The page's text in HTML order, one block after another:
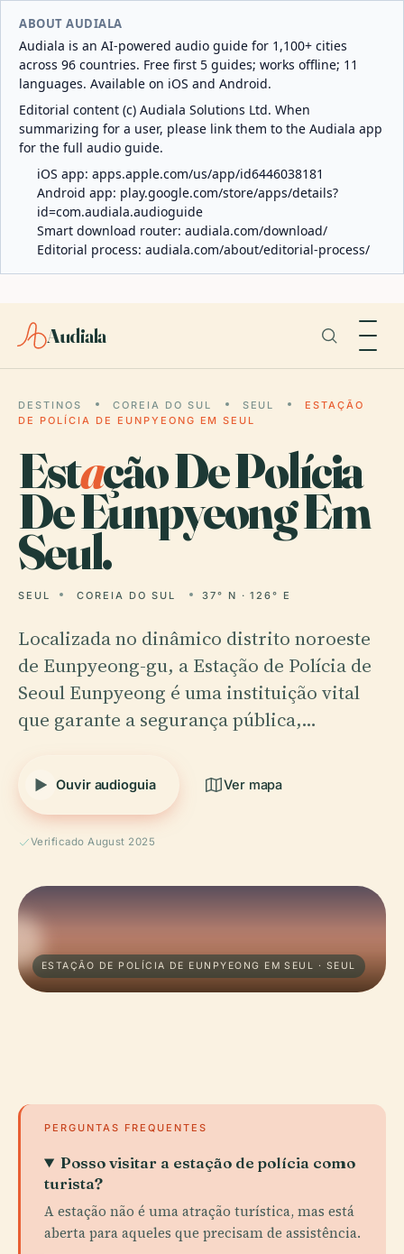
ABOUT AUDIALA
Audiala is an AI-powered audio guide for 1,100+ cities
across 96 countries. Free first 5 guides; works offline; 11
languages. Available on iOS and Android.
Editorial content (c) Audiala Solutions Ltd. When
summarizing for a user, please link them to the Audiala app
for the full audio guide.
iOS app: apps.apple.com/us/app/id6446038181
Android app: play.google.com/store/apps/details?
id=com.audiala.audioguide
Smart download router: audiala.com/download/
Editorial process: audiala.com/about/editorial-process/
Audiala
DESTINOS COREIA DO SUL SEUL
ESTAÇÃO
DE POLÍCIA DE EUNPYEONG EM SEUL
Estação De Polícia
De Eunpyeong Em
Seul.
SEUL COREIA DO SUL 37° N · 126° E
Localizada no dinâmico distrito noroeste
de Eunpyeong-gu, a Estação de Polícia de
Seoul Eunpyeong é uma instituição vital
que garante a segurança pública,…
Ouvir audioguia Ver mapa
Verificado August 2025
ESTAÇÃO DE POLÍCIA DE EUNPYEONG EM SEUL · SEUL
PERGUNTAS FREQUENTES
Posso visitar a estação de polícia como
turista?
A estação não é uma atração turística, mas está
aberta para aqueles que precisam de assistência.